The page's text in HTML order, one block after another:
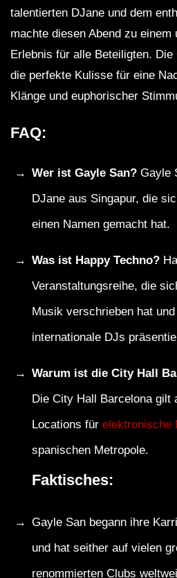
talentierten DJane und dem
machte diesen Abend zu einem
Erlebnis für alle Beteiligten.
die perfekte Kulisse für eine
Klänge und euphorischer
FAQ:
Wer ist Gayle San? Gayle
DJane aus Singapur, die
einen Namen gemacht hat.
Was ist Happy Techno?
Veranstaltungsreihe, die
Musik verschrieben hat
internationale DJs
Warum ist die City Hall
Die City Hall Barcelona gilt
Locations fürelektronische
spanischen Metropole.
Faktisches:
Gayle San begann ihre
und hat seither auf vielen
renommierten Clubs